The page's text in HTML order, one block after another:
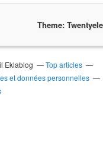
Theme:
Eklablog
Top articles
et données personnelles